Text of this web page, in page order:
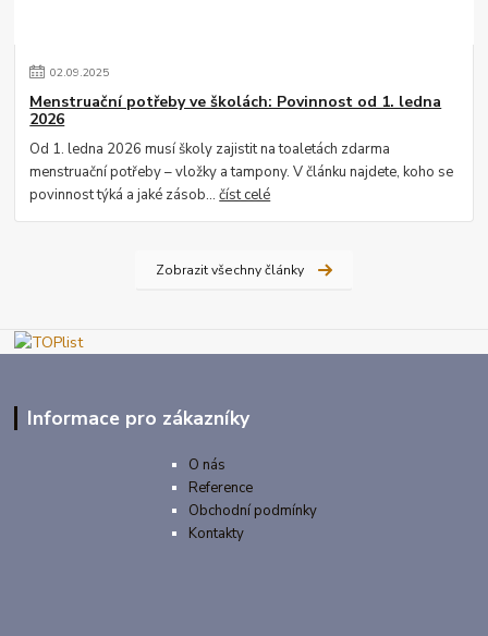
02.09.2025
Menstruační potřeby ve školách: Povinnost od 1. ledna
2026
Od 1. ledna 2026 musí školy zajistit na toaletách zdarma
menstruační potřeby – vložky a tampony. V článku najdete, koho se
povinnost týká a jaké zásob...číst celé
Zobrazit všechny články
Informace pro zákazníky
O nás
Reference
Obchodní podmínky
Kontakty